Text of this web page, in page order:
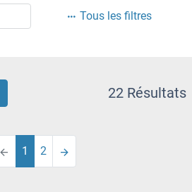
Tous les filtres
22 Résultats
1 2